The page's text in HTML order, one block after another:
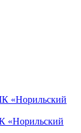
«Норильский
«Норильский